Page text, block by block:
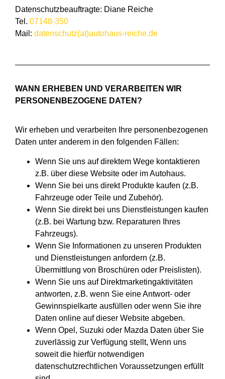
Datenschutzbeauftragte: Diane Reiche
Tel. 07148-350
Mail: datenschutz(at)autohaus-reiche.de
WANN ERHEBEN UND VERARBEITEN WIR
PERSONENBEZOGENE DATEN?
Wir erheben und verarbeiten Ihre personenbezogenen
Daten unter anderem in den folgenden Fällen:
Wenn Sie uns auf direktem Wege kontaktieren
z.B. über diese Website oder im Autohaus.
Wenn Sie bei uns direkt Produkte kaufen (z.B.
Fahrzeuge oder Teile und Zubehör).
Wenn Sie direkt bei uns Dienstleistungen kaufen
(z.B. bei Wartung bzw. Reparaturen Ihres
Fahrzeugs).
Wenn Sie Informationen zu unseren Produkten
und Dienstleistungen anfordern (z.B.
Übermittlung von Broschüren oder Preislisten).
Wenn Sie uns auf Direktmarketingaktivitäten
antworten, z.B. wenn Sie eine Antwort- oder
Gewinnspielkarte ausfüllen oder wenn Sie ihre
Daten online auf dieser Website abgeben.
Wenn Opel, Suzuki oder Mazda Daten über Sie
zuverlässig zur Verfügung stellt, Wenn uns
soweit die hierfür notwendigen
datenschutzrechtlichen Voraussetzungen erfüllt